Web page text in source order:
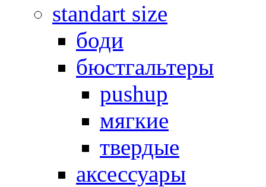
standart size
боди
бюстгальтеры
pushup
мягкие
твердые
аксессуары